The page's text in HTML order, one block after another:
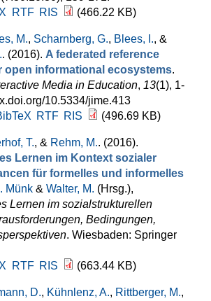
RTF RIS (466.22 KB)
M., Scharnberg, G., Blees, I., &
. (2016). A federated reference
open informational ecosystems.
Media in Education, 13(1), 1-
10.5334/jime.413
RTF RIS (496.69 KB)
T., & Rehm, M.. (2016).
Lernen im Kontext sozialer
für formelles und informelles
Münk & Walter, M. (Hrsg.),
Lernen im sozialstrukturellen
Bedingungen,
. Wiesbaden: Springer
RTF RIS (663.44 KB)
D., Kühnlenz, A., Rittberger, M.,